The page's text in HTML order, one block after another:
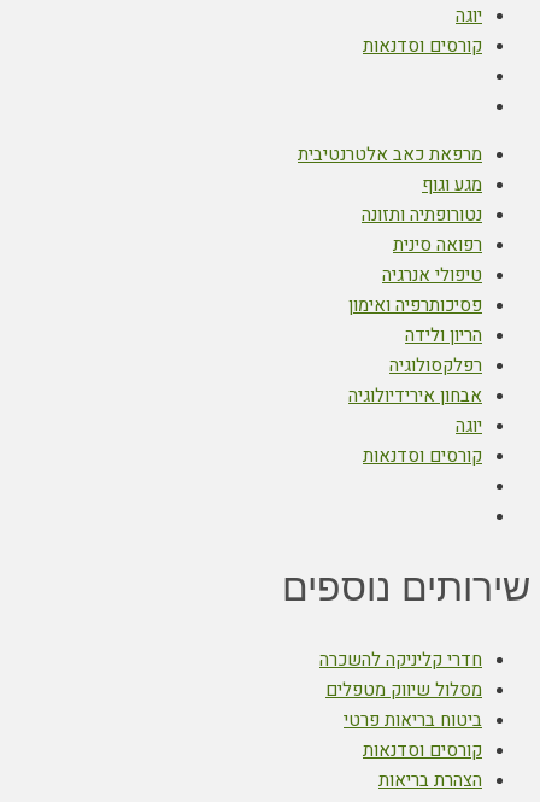
יוגה
קורסים וסדנאות
מרפאת כאב אלטרנטיבית
מגע וגוף
נטורופתיה ותזונה
רפואה סינית
טיפולי אנרגיה
פסיכותרפיה ואימון
הריון ולידה
רפלקסולוגיה
אבחון אירידיולוגיה
יוגה
קורסים וסדנאות
שירותים נוספים
חדרי קליניקה להשכרה
מסלול שיווק מטפלים
ביטוח בריאות פרטי
קורסים וסדנאות
הצהרת בריאות